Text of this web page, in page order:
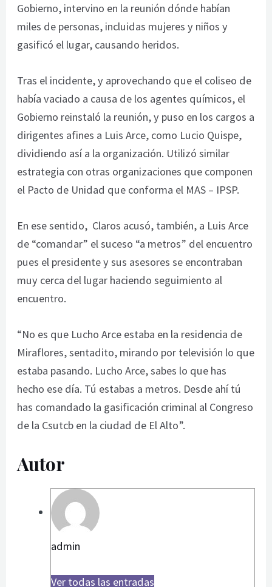
Gobierno, intervino en la reunión dónde habían
miles de personas, incluidas mujeres y niños y
gasificó el lugar, causando heridos.
Tras el incidente, y aprovechando que el coliseo de
había vaciado a causa de los agentes químicos, el
Gobierno reinstaló la reunión, y puso en los cargos a
dirigentes afines a Luis Arce, como Lucio Quispe,
dividiendo así a la organización. Utilizó similar
estrategia con otras organizaciones que componen
el Pacto de Unidad que conforma el MAS – IPSP.
En ese sentido, Claros acusó, también, a Luis Arce
de “comandar” el suceso “a metros” del encuentro
pues el presidente y sus asesores se encontraban
muy cerca del lugar haciendo seguimiento al
encuentro.
“No es que Lucho Arce estaba en la residencia de
Miraflores, sentadito, mirando por televisión lo que
estaba pasando. Lucho Arce, sabes lo que has
hecho ese día. Tú estabas a metros. Desde ahí tú
has comandado la gasificación criminal al Congreso
de la Csutcb en la ciudad de El Alto”.
Autor
admin
Ver todas las entradas